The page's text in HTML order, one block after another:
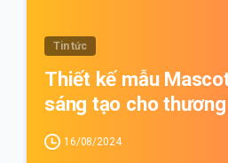
Tin tức
Thiết kế mẫu
sáng tạo cho
16/08/2024